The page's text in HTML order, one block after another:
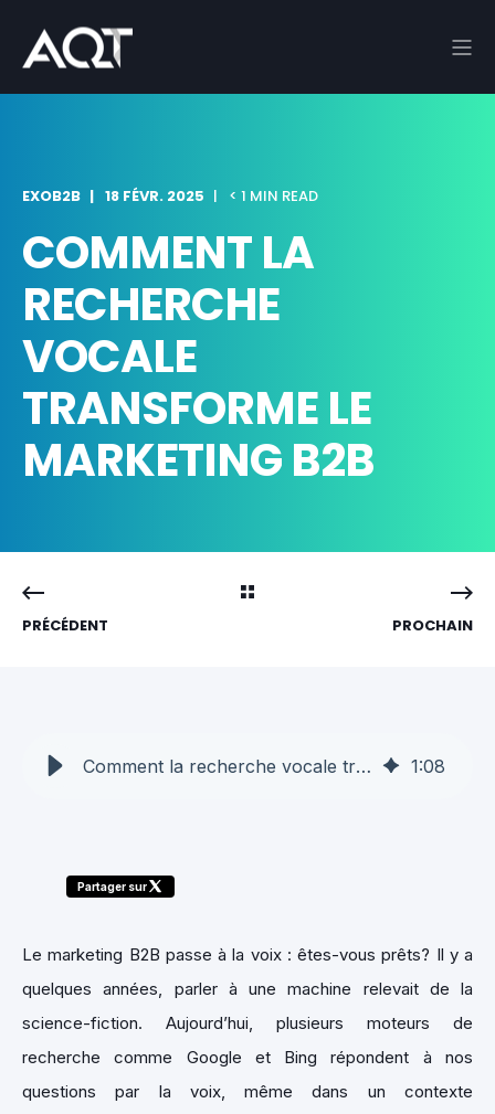
EXOB2B 18 FÉVR. 2025 < 1 MIN READ
COMMENT LA
RECHERCHE
VOCALE
TRANSFORME LE
MARKETING B2B
PRÉCÉDENT PROCHAIN
Comment la recherche vocale transforme le marketing B2B 1:08
Partager sur
Le marketing B2B passe à la voix : êtes-vous prêts? Il y a
quelques années, parler à une machine relevait de la
science-fiction. Aujourd’hui, plusieurs moteurs de
recherche comme Google et Bing répondent à nos
questions par la voix, même dans un contexte